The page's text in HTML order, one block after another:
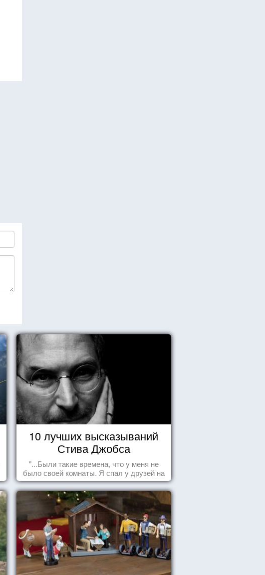
10 лучших высказываний
Стива Джобса
"...Были такие времена, что у меня не
было своей комнаты. Я спал у друзей на
полу, а для того, чтобы купить еды -
сдавал бутылки из под кока-колы"